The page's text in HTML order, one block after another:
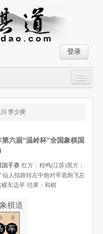
登录
李少庚
六届“温岭杯”全国象棋国
国手赛 红方：程鸣(江苏)黑方：
仙人指路转左中炮对卒底炮飞左
车边卒 结果：和棋
棋道
９